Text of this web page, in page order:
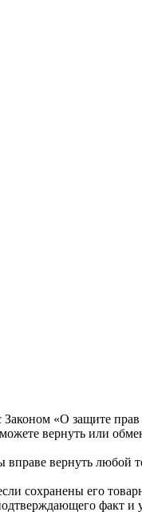
Законом «О защите прав
вернуть или
вернуть любой
сохранены его
факт